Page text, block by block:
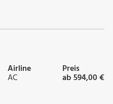
Airline
AC
Preis
ab 594,00 €